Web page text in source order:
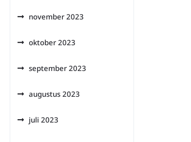
november 2023
oktober 2023
september 2023
augustus 2023
juli 2023